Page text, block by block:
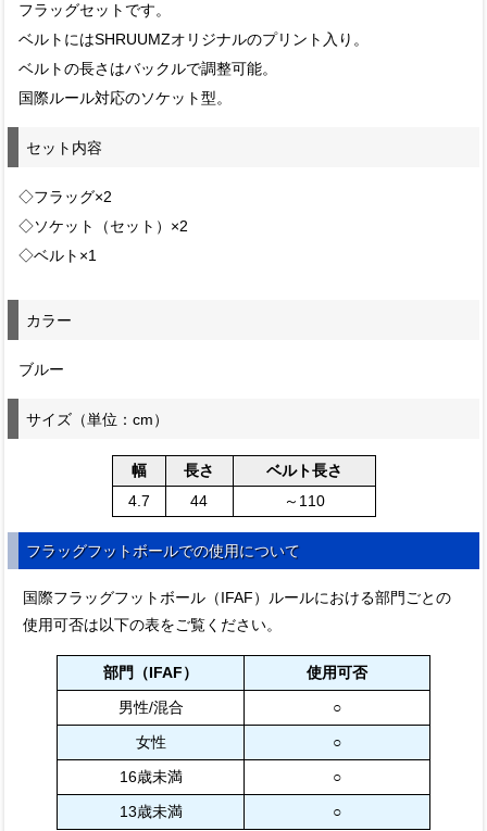
フラッグセットです。
ベルトにはSHRUUMZオリジナルのプリント入り。
ベルトの長さはバックルで調整可能。
国際ルール対応のソケット型。
セット内容
◇フラッグ×2
◇ソケット（セット）×2
◇ベルト×1
カラー
ブルー
サイズ（単位：cm）
幅 長さ
ベルト長さ
4.7
44 ～110
フラッグフットボールでの使用について
国際フラッグフットボール（IFAF）ルールにおける部門ごとの
使用可否は以下の表をご覧ください。
部門（IFAF）
使用可否
男性/混合
○
女性
○
16歳未満
○
13歳未満
○